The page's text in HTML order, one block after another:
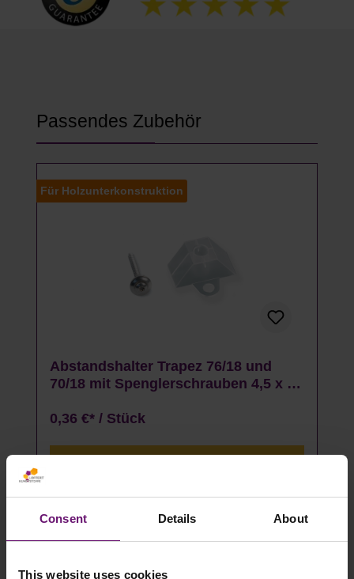
Consent Details About
This website uses cookies
Produktgalerie überspringen
Passendes Zubehör
Für Holzunterkonstruktion
Abstandshalter Trapez 76/18 und
70/18 mit Spenglerschrauben 4,5 x 45
0,36 €* / Stück
Artikel auf Lager